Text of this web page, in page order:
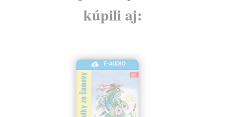
kúpili aj:
E-AUDIO